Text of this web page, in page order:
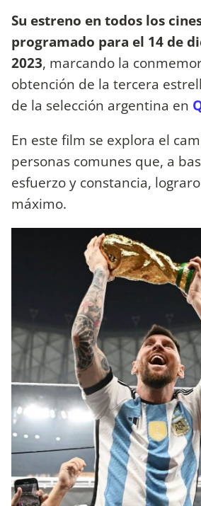
Su estreno en todos los
programado para el 14 de
2023, marcando la
obtención de la tercera
de la selección argentina en
En este film se explora el
personas comunes que, a
esfuerzo y constancia,
máximo.